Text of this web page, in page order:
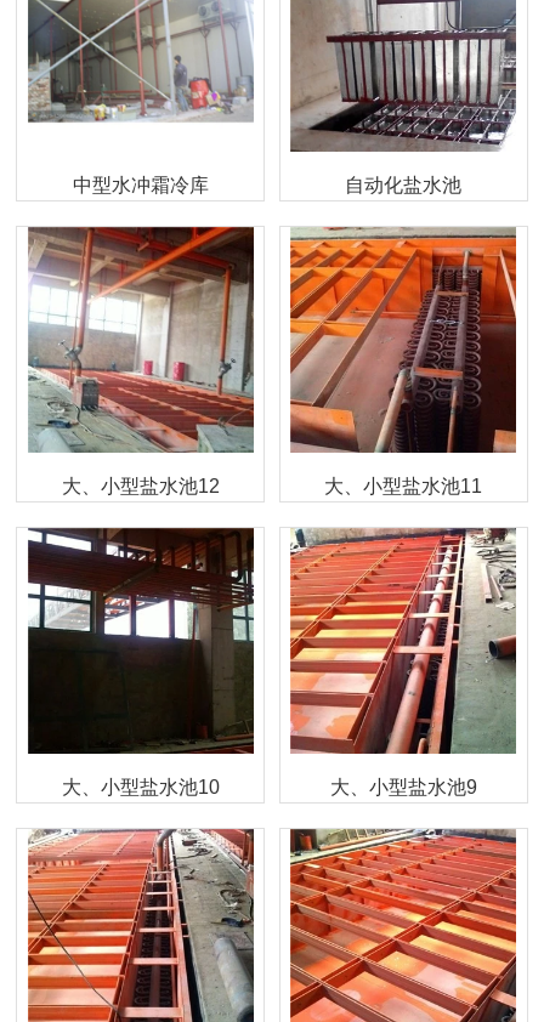
中型水冲霜冷库 自动化盐水池
大、小型盐水池12 大、小型盐水池11
大、小型盐水池10 大、小型盐水池9